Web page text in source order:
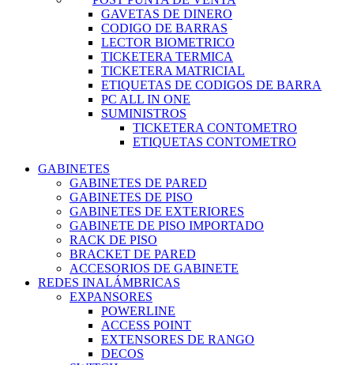
GAVETAS DE DINERO
CODIGO DE BARRAS
LECTOR BIOMETRICO
TICKETERA TERMICA
TICKETERA MATRICIAL
ETIQUETAS DE CODIGOS DE BARRA
PC ALL IN ONE
SUMINISTROS
TICKETERA CONTOMETRO
ETIQUETAS CONTOMETRO
GABINETES
GABINETES DE PARED
GABINETES DE PISO
GABINETES DE EXTERIORES
GABINETE DE PISO IMPORTADO
RACK DE PISO
BRACKET DE PARED
ACCESORIOS DE GABINETE
REDES INALÁMBRICAS
EXPANSORES
POWERLINE
ACCESS POINT
EXTENSORES DE RANGO
DECOS